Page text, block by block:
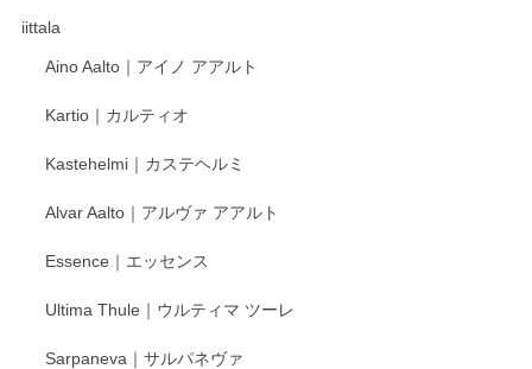
iittala
Aino Aalto｜アイノ アアルト
Kartio｜カルティオ
Kastehelmi｜カステヘルミ
Alvar Aalto｜アルヴァ アアルト
Essence｜エッセンス
Ultima Thule｜ウルティマ ツーレ
Sarpaneva｜サルパネヴァ